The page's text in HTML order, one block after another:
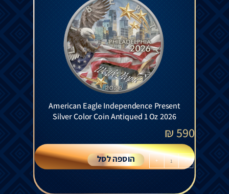
American Eagle Independence Present
Silver Color Coin Antiqued 1 Oz 2026
590
₪
-
+ הוספה לסל